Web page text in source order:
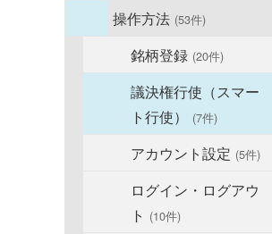
操作方法 (53件)
銘柄登録 (20件)
議決権行使（スマー
ト行使）
(7件)
アカウント設定 (5件)
ログイン・ログアウ
ト (10件)